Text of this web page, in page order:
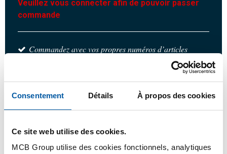
Consentement Détails À propos des cookies
Ce site web utilise des cookies.
MCB Group utilise des cookies fonctionnels, analytiques
Veuillez vous connecter afin de pouvoir passer
commande
Commandez avec vos propres numéros d’articles
Produit Description du produit